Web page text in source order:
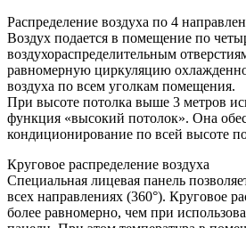
Распределение воздуха по 4
Воздух подается в помещение по
воздухораспределительным
равномерную циркуляцию
воздуха по всем уголкам помещения.
При высоте потолка выше 3 метров
функция «высокий потолок». Она
кондиционирование по всей высоте
Круговое распределение воздуха
Специальная лицевая панель
всех направлениях (360°). Круговое
более равномерно, чем при